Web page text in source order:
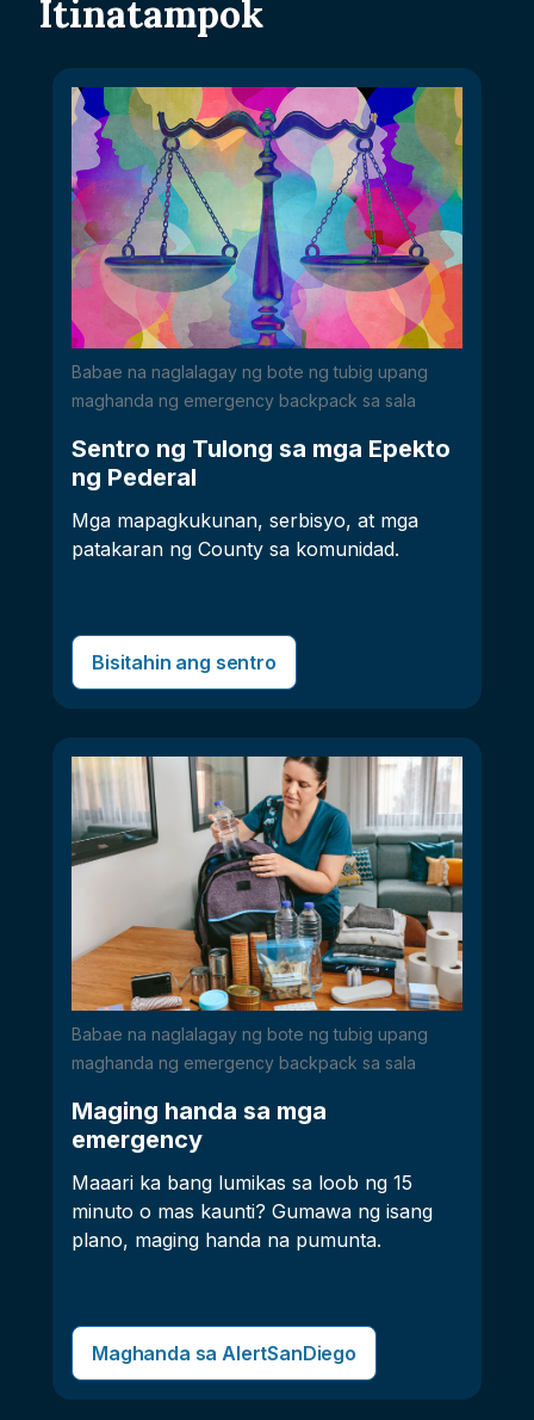
Itinatampok
Babae na naglalagay ng bote ng tubig upang
maghanda ng emergency backpack sa sala
Sentro ng Tulong sa mga Epekto
ng Pederal
Mga mapagkukunan, serbisyo, at mga
patakaran ng County sa komunidad.
Bisitahin ang sentro
Babae na naglalagay ng bote ng tubig upang
maghanda ng emergency backpack sa sala
Maging handa sa mga
emergency
Maaari ka bang lumikas sa loob ng 15
minuto o mas kaunti? Gumawa ng isang
plano, maging handa na pumunta.
Maghanda sa AlertSanDiego